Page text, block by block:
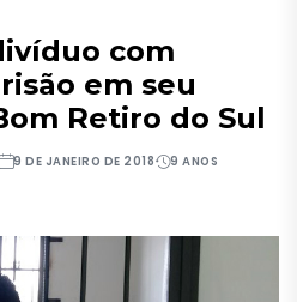
com
em seu
Retiro do Sul
9 DE JANEIRO DE 2018 9 ANOS